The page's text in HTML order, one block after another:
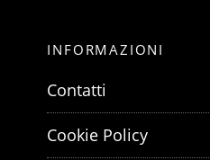
INFORMAZIONI
Contatti
Cookie Policy